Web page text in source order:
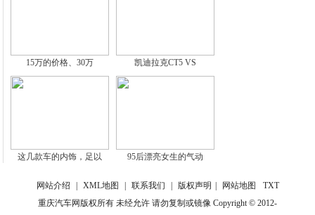
15万的价格、30万 凯迪拉克CT5 VS
这几款车的内饰，足以 95后漂亮女生的气动
网站介绍 XML地图 联系我们 版权声明 网站地图
TXT
重庆汽车网版权所有 未经允许 请勿复制或镜像 Copyright © 2012-